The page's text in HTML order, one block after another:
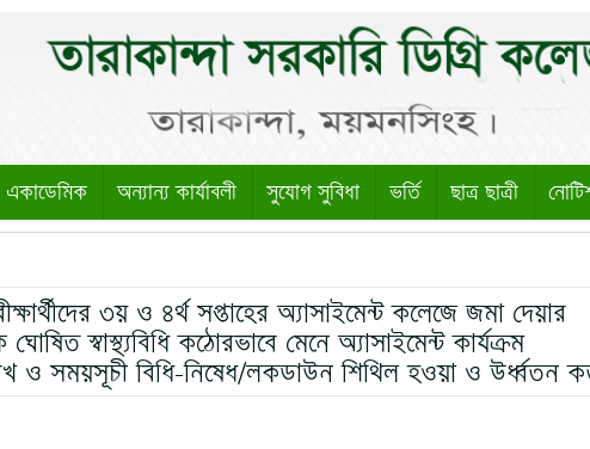
একাডেমিক অন্যান্য কার্যাবলী সুযোগ সুবিধা ভর্তি ছাত্র ছাত্রী
৩য় ও ৪র্থ সপ্তাহের অ্যাসাইমেন্ট কলেজে জমা দেয়ার
স্বাস্থ্যবিধি কঠোরভাবে মেনে অ্যাসাইমেন্ট কার্যক্রম
ও সময়সূচী বিধি-নিষেধ/লকডাউন শিথিল হওয়া ও উর্ধ্বতন